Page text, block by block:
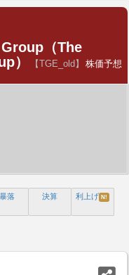
（The
）
【TGE_old】 株価予想
暴落 決算 利上げ N!